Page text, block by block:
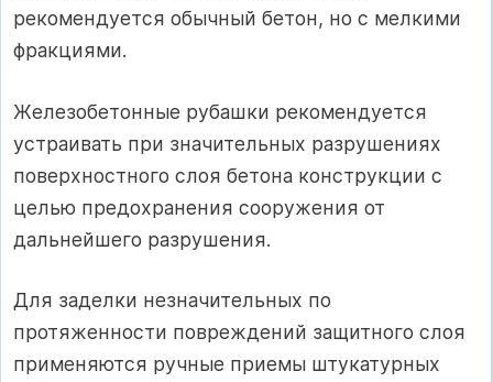
рекомендуется обычный бетон, но с мелкими
фракциями.
Железобетонные рубашки рекомендуется
устраивать при значительных разрушениях
поверхностного слоя бетона конструкции с
целью предохранения сооружения от
дальнейшего разрушения.
Для заделки незначительных по
протяженности повреждений защитного слоя
применяются ручные приемы штукатурных